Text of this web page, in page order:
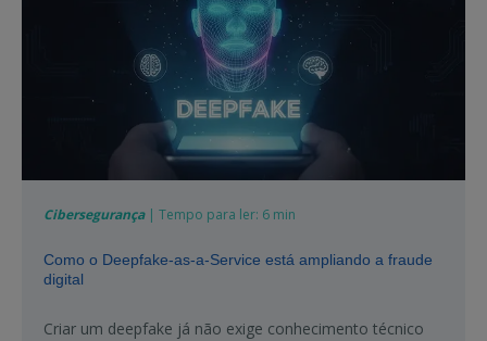
Cibersegurança| Tempo para ler: 6 min
Como o Deepfake-as-a-Service está ampliando a fraude
digital
Criar um deepfake já não exige conhecimento técnico